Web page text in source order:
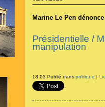
Marine Le Pen
Présidentielle /
manipulation
18:03 Publié dans politique |